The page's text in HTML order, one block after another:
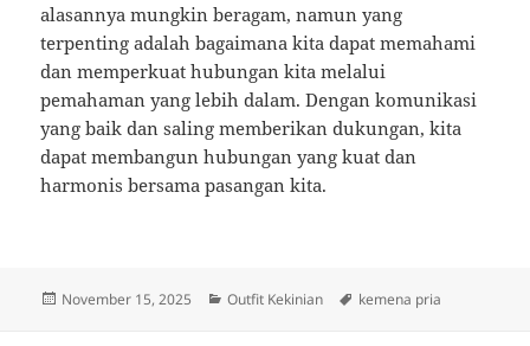
alasannya mungkin beragam, namun yang
terpenting adalah bagaimana kita dapat memahami
dan memperkuat hubungan kita melalui
pemahaman yang lebih dalam. Dengan komunikasi
yang baik dan saling memberikan dukungan, kita
dapat membangun hubungan yang kuat dan
harmonis bersama pasangan kita.
Posted
November 15, 2025 Categories
Outfit Kekinian Tags
kemena pria